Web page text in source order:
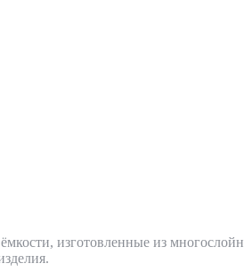
изготовленные из